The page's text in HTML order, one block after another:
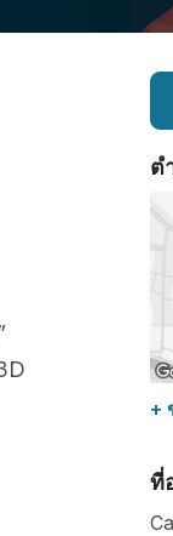
ต
+
ที่